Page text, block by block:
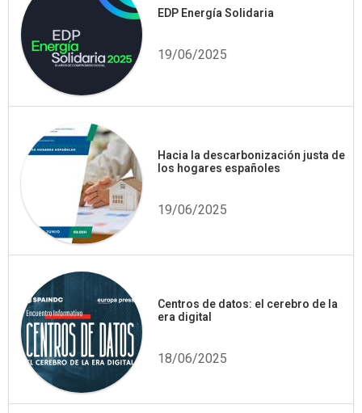
EDP Energía Solidaria
19/06/2025
Hacia la descarbonización justa de
los hogares españoles
19/06/2025
Centros de datos: el cerebro de la
era digital
18/06/2025